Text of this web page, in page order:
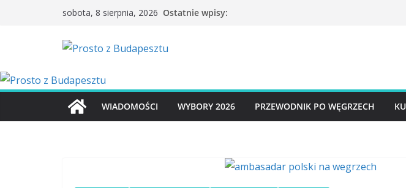
sobota, 8 sierpnia, 2026 Ostatnie wpisy:
WIADOMOŚCI WYBORY 2026 PRZEWODNIK PO WĘGRZECH